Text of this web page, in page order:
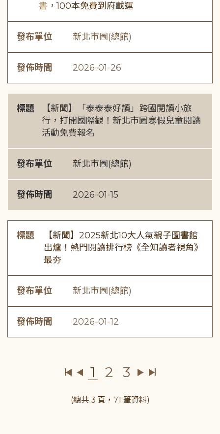
書，100本免費到府載運
發布單位 新北市圖(總館)
發佈時間 2026-01-26
標題
【新聞】「泰泰泰好讀」跨國閱讀小旅
行，打開國際觀！新北市圖寒假兒童閱讀
活動免費報名
發布單位 新北市圖(總館)
發佈時間 2026-01-15
標題
【新聞】2025新北10大人氣親子圖書館
出爐！熱門閱讀排行榜《全知讀者視角》
最夯
發布單位 新北市圖(總館)
發佈時間 2026-01-12
1 2 3
(總共 3 頁，71 筆資料)